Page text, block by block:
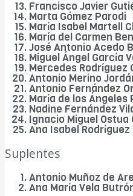
Francisco Javier
Marta Gómez Parodi
María Isabel Martell
María del Carmen
José Antonio Acedo
Miguel Ángel García
Mercedes Rodríguez
Antonio Merino
Antonio Fernández
María de los Ángeles
Nadine Fernández
Ignacio Miguel Ostua
Ana Isabel Rodríguez
Suplentes
Antonio Muñoz de
Ana María Vela